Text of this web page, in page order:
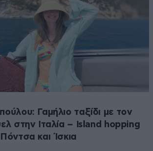
Γαμήλιο ταξίδι με τον
στην Ιταλία – Island hopping
και Ίσκια